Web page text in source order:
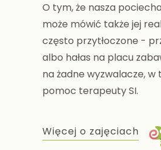
O tym, że nasza
może mówić także jej
często przytłoczone -
albo hałas na placu
na żadne wyzwalacze,
pomoc terapeuty SI.
Więcej o zajęciach